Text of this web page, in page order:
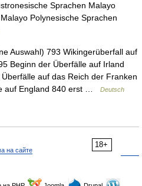
Sprachen Malayo
Polynesische Sprachen
Auswahl) 793 Wikingerüberfall auf
Beginn der Überfälle auf Irland
auf das Reich der Franken
auf England 840 erst …
Deutsch
18+
на сайте